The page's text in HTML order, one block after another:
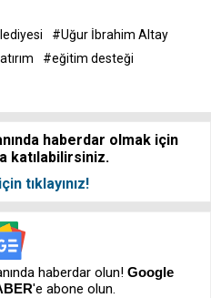
#Uğur İbrahim Altay
#eğitim desteği
haberdar olmak için
katılabilirsiniz.
tıklayınız!
haberdar olun! Google
'e abone olun.